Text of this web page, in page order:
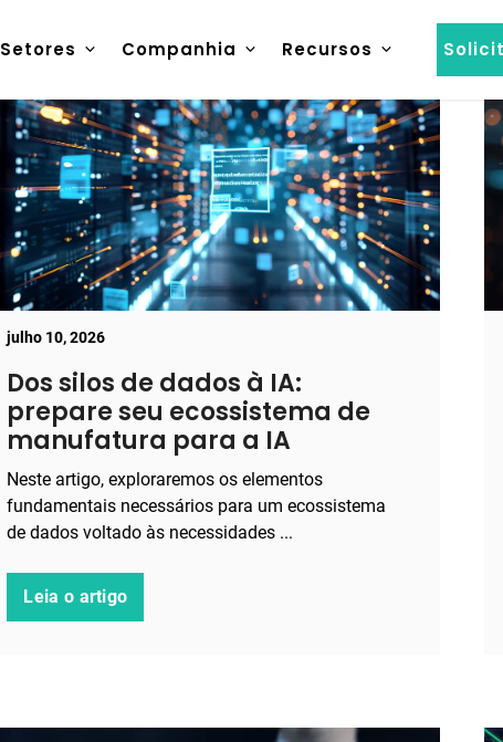
Setores Companhia Recursos
julho 10, 2026
Dos silos de dados à IA:
prepare seu ecossistema de
manufatura para a IA
Neste artigo, exploraremos os elementos
fundamentais necessários para um ecossistema
de dados voltado às necessidades ...
Leia o artigo